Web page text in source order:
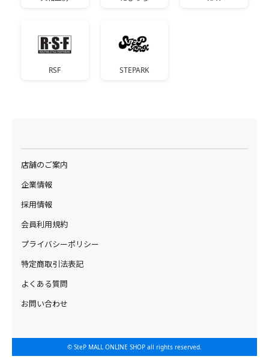
RSF STEPARK
店舗のご案内
企業情報
採用情報
会員利用規約
プライバシーポリシー
特定商取引法表記
よくある質問
お問い合わせ
© SteP MALL ONLINE SHOP all rights reserved.